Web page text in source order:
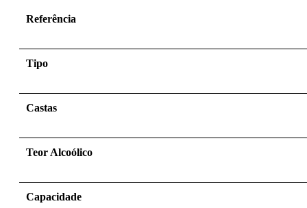
Referência
Tipo
Castas
Teor Alcoólico
Capacidade